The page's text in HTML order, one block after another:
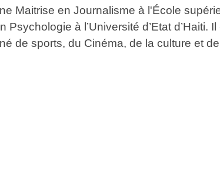
Maitrise en Journalisme à l'École
Psychologie à l’Université d’Etat d’Haiti.
de sports, du Cinéma, de la culture et